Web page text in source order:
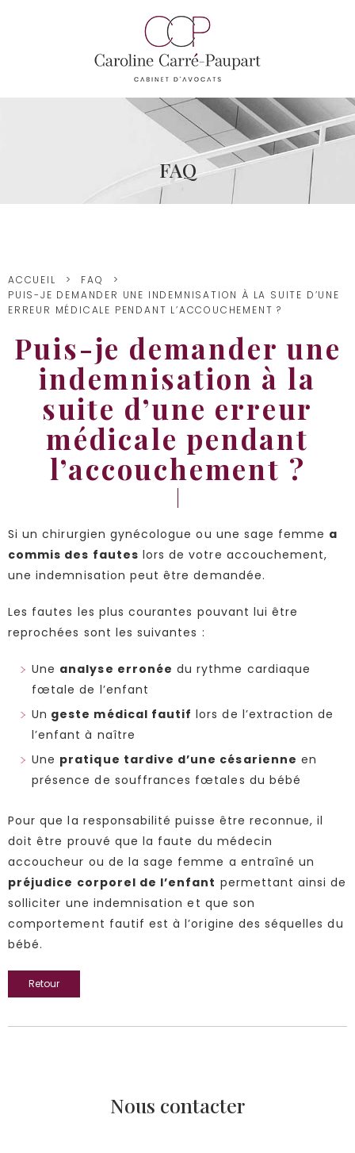
FAQ
ACCUEIL
FAQ
PUIS-JE DEMANDER UNE INDEMNISATION À LA SUITE D’UNE
ERREUR MÉDICALE PENDANT L’ACCOUCHEMENT ?
Puis-je demander une
indemnisation à la
suite d’une erreur
médicale pendant
l’accouchement ?
Si un chirurgien gynécologue ou une sage femme a
commis des fautes lors de votre accouchement,
une indemnisation peut être demandée.
Les fautes les plus courantes pouvant lui être
reprochées sont les suivantes :
Une analyse erronée du rythme cardiaque
fœtale de l’enfant
Un geste médical fautif lors de l’extraction de
l’enfant à naître
Une pratique tardive d’une césarienne en
présence de souffrances fœtales du bébé
Pour que la responsabilité puisse être reconnue, il
doit être prouvé que la faute du médecin
accoucheur ou de la sage femme a entraîné un
préjudice corporel de l’enfant permettant ainsi de
solliciter une indemnisation et que son
comportement fautif est à l’origine des séquelles du
bébé.
Retour
Nous contacter